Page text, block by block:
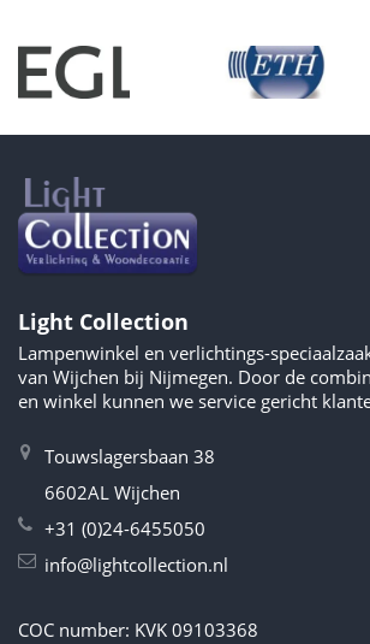
Light Collection
Lampenwinkel en verlichtings-
van Wijchen bij Nijmegen. Door de
en winkel kunnen we service gericht
Touwslagersbaan 38
6602AL Wijchen
+31 (0)24-6455050
info@lightcollection.nl
COC number: KVK 09103368